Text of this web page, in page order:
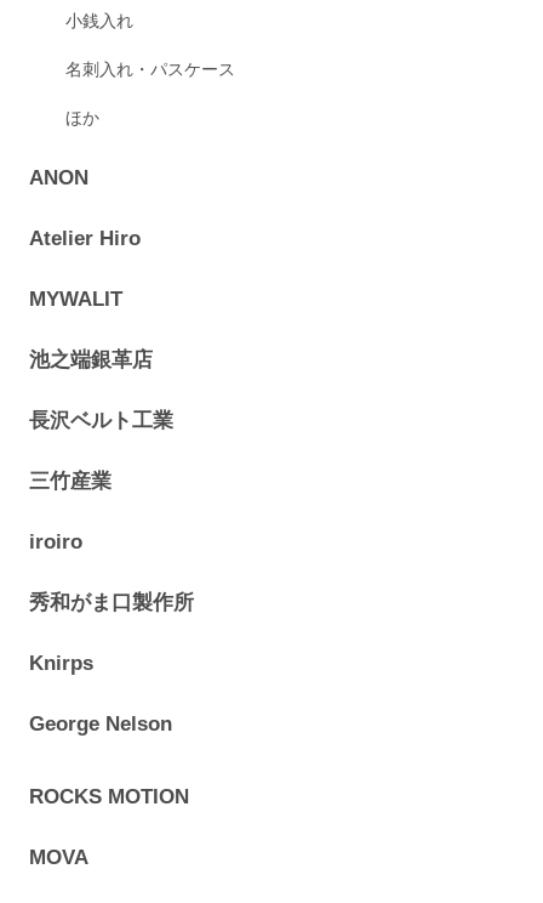
小銭入れ
名刺入れ・パスケース
ほか
ANON
Atelier Hiro
MYWALIT
池之端銀革店
長沢ベルト工業
三竹産業
iroiro
秀和がま口製作所
Knirps
George Nelson
ROCKS MOTION
MOVA